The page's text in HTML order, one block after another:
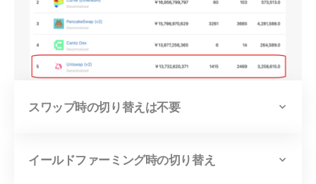
スワップ時の切り替えは不要
イールドファーミング時の切り替え